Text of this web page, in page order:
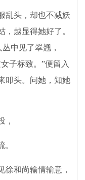
头，却也不减妖
，越显得她好了。
中见了翠翘，
子标致。”便留入
叩头。问她，知她
，
和尚输情输意，